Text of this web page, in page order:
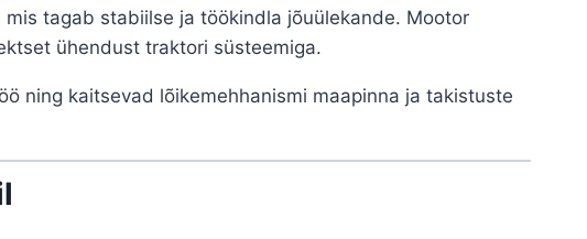
tagab stabiilse ja töökindla jõuülekande. Mootor
ühendust traktori süsteemiga.
ning kaitsevad lõikemehhanismi maapinna ja takistuste